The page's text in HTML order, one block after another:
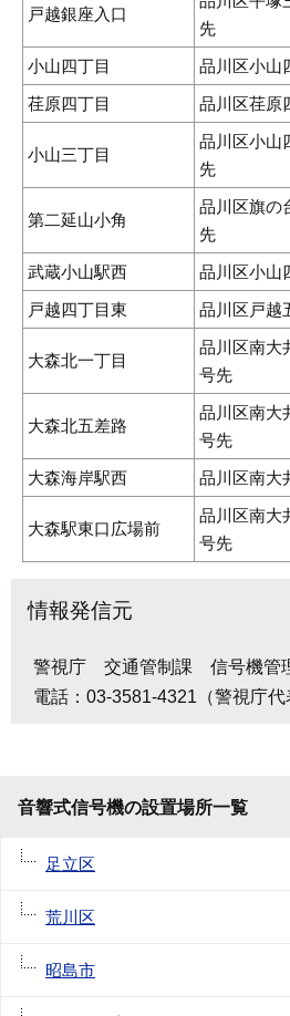
戸越銀座入口
先
小山四丁目 品川区小山
荏原四丁目
品川区荏原
小山三丁目
品川区小山
先
第二延山小角
品川区旗の
先
武蔵小山駅西 品川区小山
戸越四丁目東
品川区戸越
大森北一丁目
品川区南大
号先
大森北五差路
品川区南大
号先
大森海岸駅西 品川区南大
大森駅東口広場前
品川区南大
号先
情報発信元
警視庁 交通管制課 信号機管
電話：03-3581-4321（警視庁代
音響式信号機の設置場所一覧
足立区
荒川区
昭島市